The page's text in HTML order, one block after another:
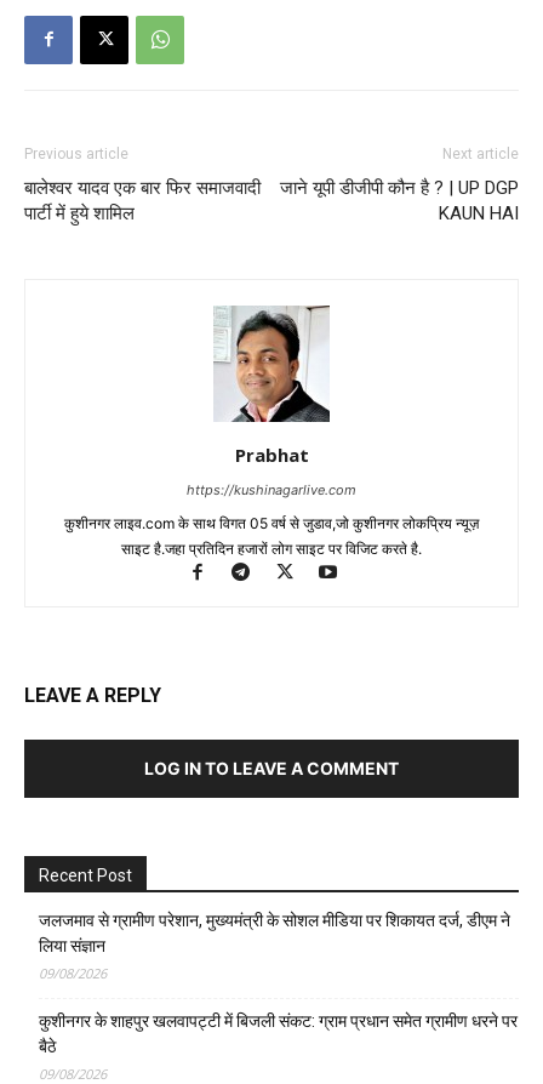
Previous article
बालेश्वर यादव एक बार फिर समाजवादी
पार्टी में हुये शामिल
Next article
जाने यूपी डीजीपी कौन है ? | UP DGP
KAUN HAI
Prabhat
https://kushinagarlive.com
कुशीनगर लाइव.com के साथ विगत 05 वर्ष से जुडाव,जो कुशीनगर लोकप्रिय न्यूज़
साइट है.जहा प्रतिदिन हजारों लोग साइट पर विजिट करते है.
LEAVE A REPLY
LOG IN TO LEAVE A COMMENT
Recent Post
जलजमाव से ग्रामीण परेशान, मुख्यमंत्री के सोशल मीडिया पर शिकायत दर्ज, डीएम ने
लिया संज्ञान
09/08/2026
कुशीनगर के शाहपुर खलवापट्टी में बिजली संकट: ग्राम प्रधान समेत ग्रामीण धरने पर
बैठे
09/08/2026